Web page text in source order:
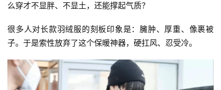
么穿才不显胖、不显土，还能撑起气质？
很多人对长款羽绒服的刻板印象是：臃肿、厚重、像裹被
子。于是索性放弃了这个保暖神器，硬扛风、忍受冷。